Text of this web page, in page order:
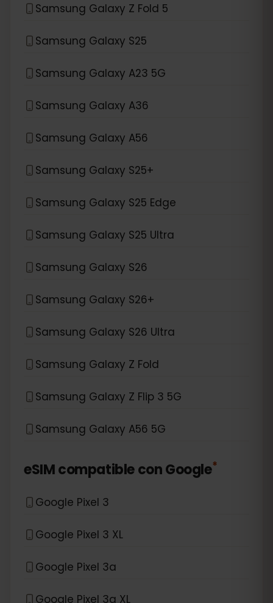
Samsung Galaxy Z Fold 5
Samsung Galaxy S25
Samsung Galaxy A23 5G
Samsung Galaxy A36
Samsung Galaxy A56
Samsung Galaxy S25+
Samsung Galaxy S25 Edge
Samsung Galaxy S25 Ultra
Samsung Galaxy S26
Samsung Galaxy S26+
Samsung Galaxy S26 Ultra
Samsung Galaxy Z Fold
Samsung Galaxy Z Flip 3 5G
Samsung Galaxy A56 5G
eSIM compatible conGoogle*
Google Pixel 3
Google Pixel 3 XL
Google Pixel 3a
Google Pixel 3a XL